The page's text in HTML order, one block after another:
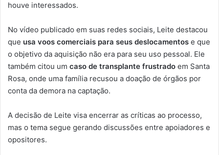
houve interessados.
No vídeo publicado em suas redes sociais, Leite destacou
que usa voos comerciais para seus deslocamentos e que
o objetivo da aquisição não era para seu uso pessoal. Ele
também citou um caso de transplante frustrado em Santa
Rosa, onde uma família recusou a doação de órgãos por
conta da demora na captação.
A decisão de Leite visa encerrar as críticas ao processo,
mas o tema segue gerando discussões entre apoiadores e
opositores.